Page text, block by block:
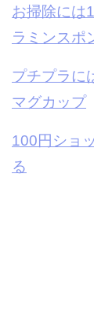
お掃除には
ラミンスポ
プチプラに
マグカップ
100円ショ
る